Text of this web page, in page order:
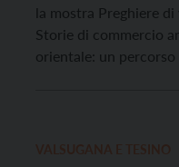
la mostra Preghiere
Storie di commercio
orientale: un percorso